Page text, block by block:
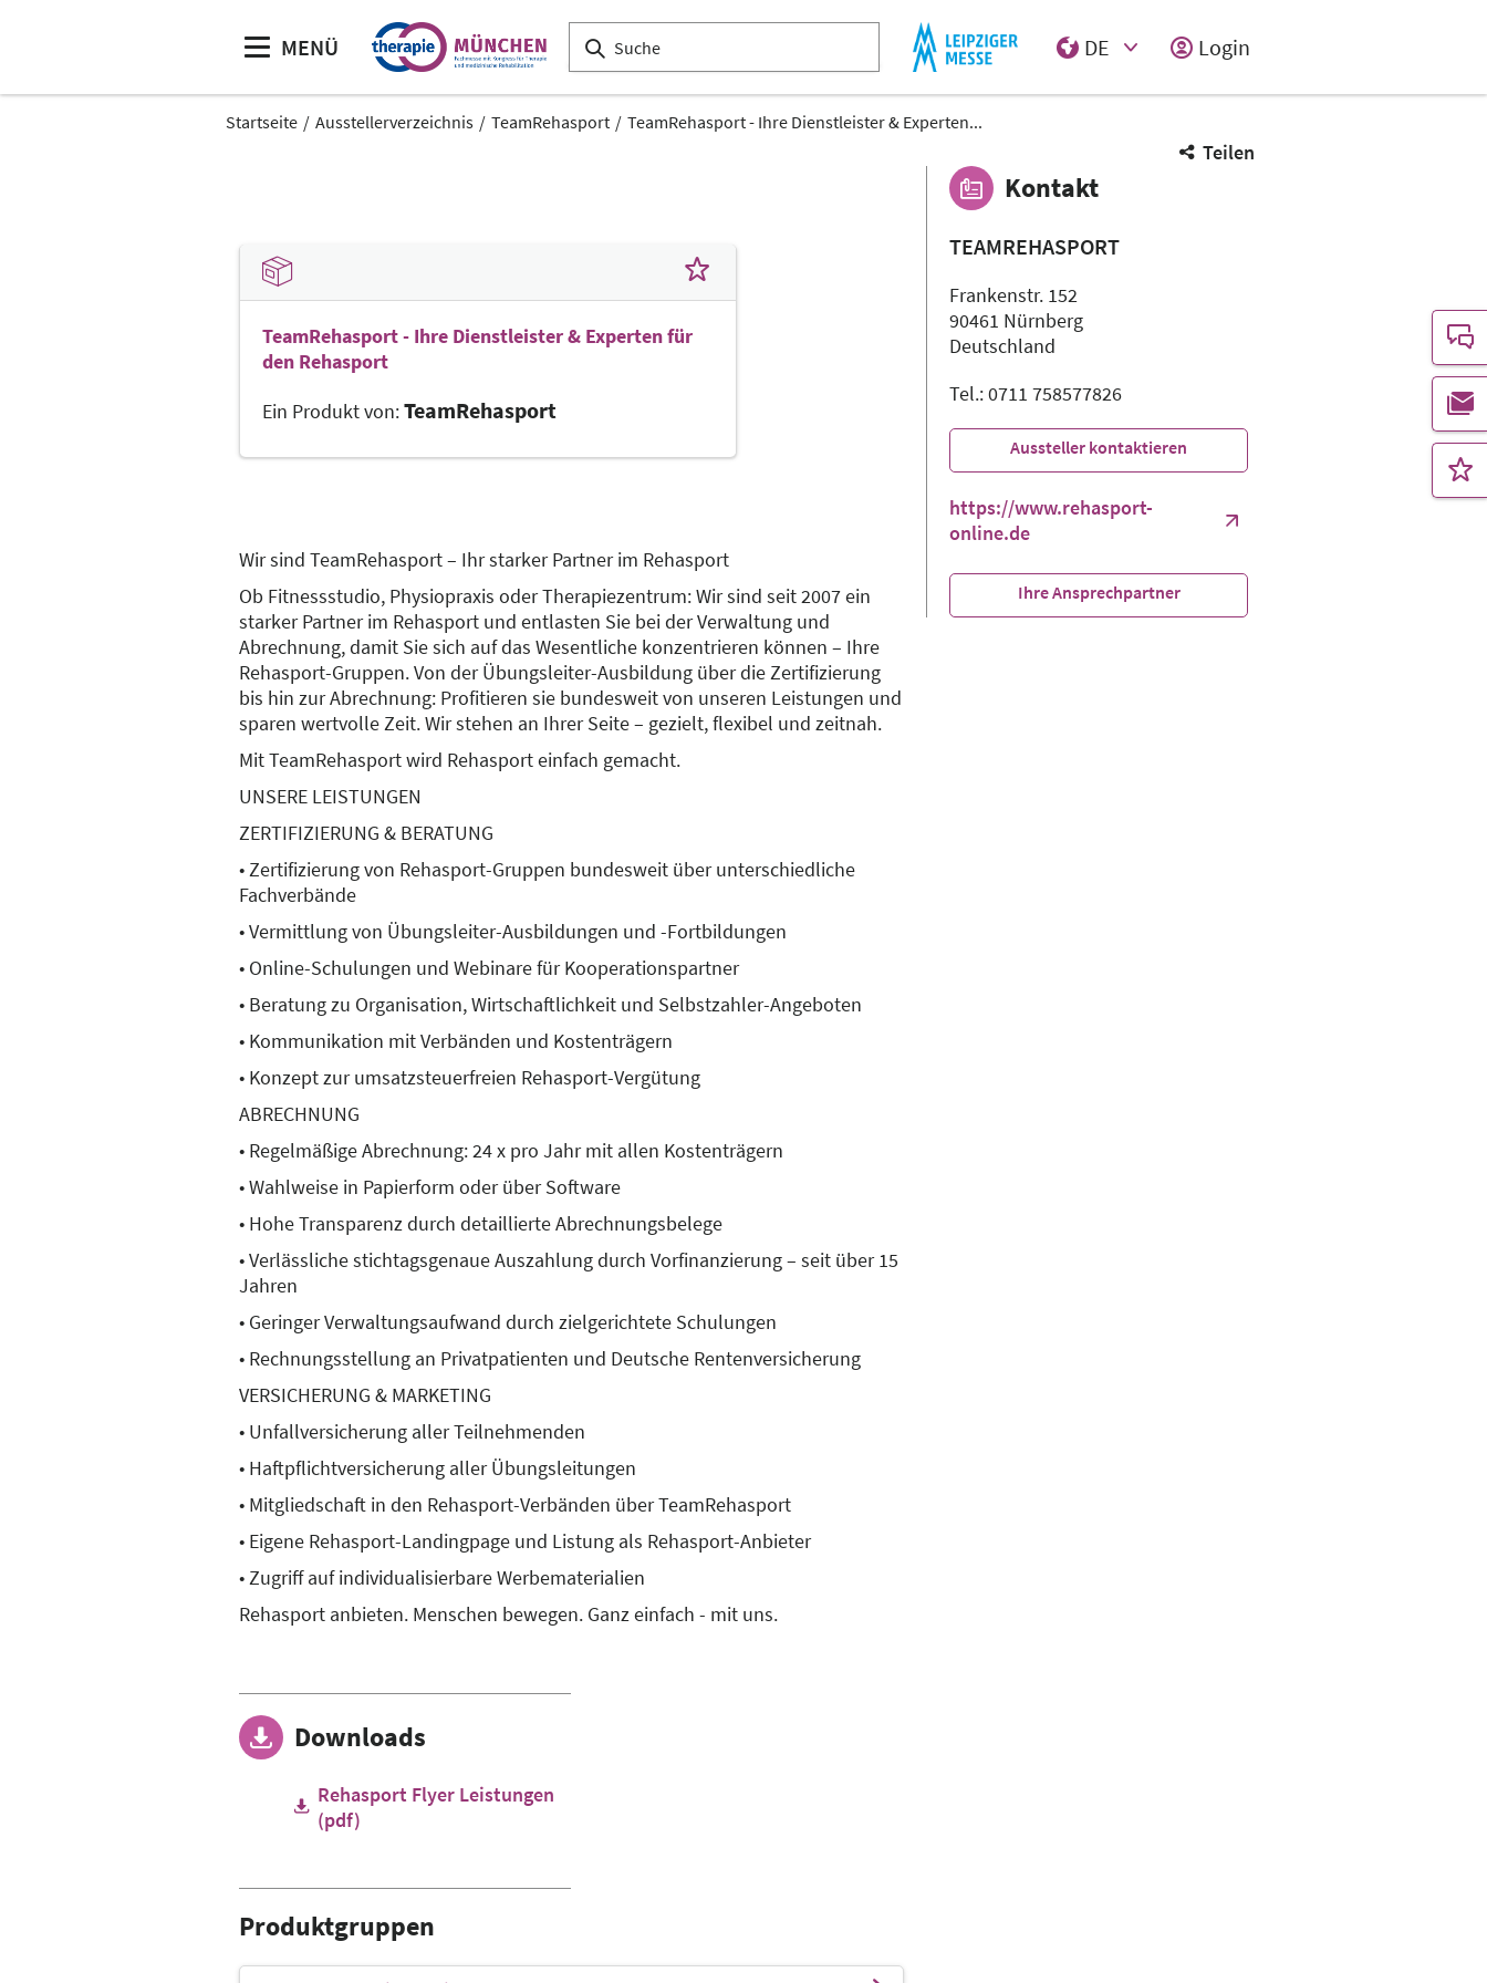
MENÜ
DE
Login
Startseite Ausstellerverzeichnis TeamRehasport TeamRehasport - Ihre Dienstleister & Experten...
Teilen
TeamRehasport - Ihre Dienstleister & Experten für
den Rehasport
Ein Produkt von:TeamRehasport
Wir sind TeamRehasport – Ihr starker Partner im Rehasport
Ob Fitnessstudio, Physiopraxis oder Therapiezentrum: Wir sind seit 2007 ein
starker Partner im Rehasport und entlasten Sie bei der Verwaltung und
Abrechnung, damit Sie sich auf das Wesentliche konzentrieren können – Ihre
Rehasport-Gruppen. Von der Übungsleiter-Ausbildung über die Zertifizierung
bis hin zur Abrechnung: Profitieren sie bundesweit von unseren Leistungen und
sparen wertvolle Zeit. Wir stehen an Ihrer Seite – gezielt, flexibel und zeitnah.
Mit TeamRehasport wird Rehasport einfach gemacht.
UNSERE LEISTUNGEN
ZERTIFIZIERUNG & BERATUNG
• Zertifizierung von Rehasport-Gruppen bundesweit über unterschiedliche
Fachverbände
• Vermittlung von Übungsleiter-Ausbildungen und -Fortbildungen
• Online-Schulungen und Webinare für Kooperationspartner
• Beratung zu Organisation, Wirtschaftlichkeit und Selbstzahler-Angeboten
• Kommunikation mit Verbänden und Kostenträgern
• Konzept zur umsatzsteuerfreien Rehasport-Vergütung
ABRECHNUNG
• Regelmäßige Abrechnung: 24 x pro Jahr mit allen Kostenträgern
• Wahlweise in Papierform oder über Software
• Hohe Transparenz durch detaillierte Abrechnungsbelege
• Verlässliche stichtagsgenaue Auszahlung durch Vorfinanzierung – seit über 15
Jahren
• Geringer Verwaltungsaufwand durch zielgerichtete Schulungen
• Rechnungsstellung an Privatpatienten und Deutsche Rentenversicherung
VERSICHERUNG & MARKETING
• Unfallversicherung aller Teilnehmenden
• Haftpflichtversicherung aller Übungsleitungen
• Mitgliedschaft in den Rehasport-Verbänden über TeamRehasport
• Eigene Rehasport-Landingpage und Listung als Rehasport-Anbieter
• Zugriff auf individualisierbare Werbematerialien
Rehasport anbieten. Menschen bewegen. Ganz einfach - mit uns.
Downloads
Rehasport Flyer Leistungen
(pdf)
Produktgruppen
Kontakt
TEAMREHASPORT
Frankenstr. 152
90461 Nürnberg
Deutschland
Tel.: 0711 758577826
Aussteller kontaktieren
https://www.rehasport-
online.de
Ihre Ansprechpartner